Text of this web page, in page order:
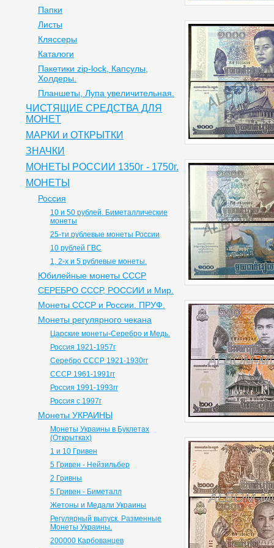
Папки
Листы
Кляссеры
Каталоги
Пакетики zip-lock, Капсулы,
Холдеры.
Планшеты, Лупа увеличительная.
ЧИСТЯЩИЕ СРЕДСТВА ДЛЯ
МОНЕТ
МАРКИ и ОТКРЫТКИ
ЗНАЧКИ
МОНЕТЫ РОССИИ 1350г - 1750г.
МОНЕТЫ
Россия
10 и 50 рублей. Биметаллические
монеты
25-ти рублевые монеты России
10 рублей ГВС
1, 2-х и 5 рублевые монеты.
Юбилейные монеты СССР
СЕРЕБРО СССР, РОССИИ и Мир.
Монеты СССР и России. ПРУФ.
Монеты регулярного чекана
Царские монеты-Серебро и Медь.
Россия 1921-1957г
Серебро СССР 1921-1930гг
СССР 1961-1991гг
Россия 1991-1993гг
Россия с 1997г
Монеты УКРАИНЫ
Монеты Украины в Буклетах
(Открытках)
1 и 10 Гривен
5 Гривен - Нейзильбер
2 Гривны
5 Гривен - Биметалл
Жетоны и Медали Украины
Регулярный выпуск. Разменные
Монеты Украины.
200000 Карбованцев